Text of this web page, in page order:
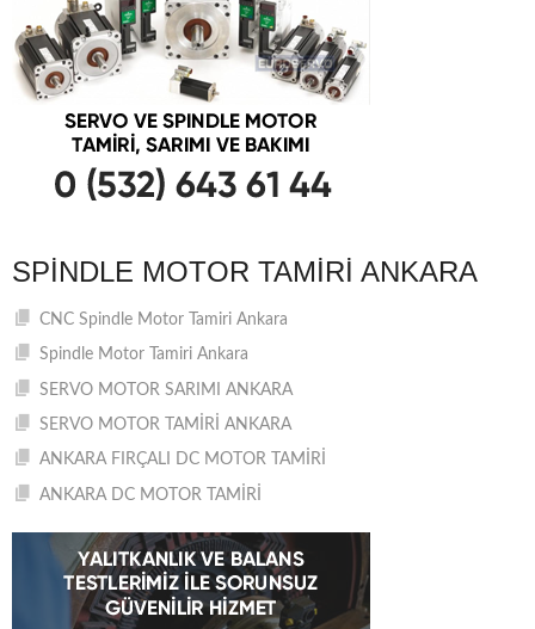
SPINDLE MOTOR TAMIRI ANKARA
CNC Spindle Motor Tamiri Ankara
Spindle Motor Tamiri Ankara
SERVO MOTOR SARIMI ANKARA
SERVO MOTOR TAMİRİ ANKARA
ANKARA FIRÇALI DC MOTOR TAMİRİ
ANKARA DC MOTOR TAMİRİ